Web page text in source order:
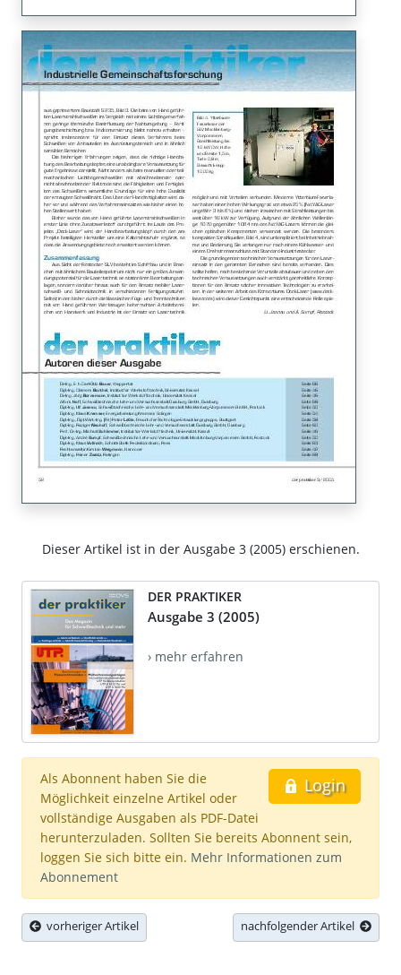
Dieser Artikel ist in der Ausgabe 3 (2005) erschienen.
DER PRAKTIKER
Ausgabe 3 (2005)
› mehr erfahren
Login
Als Abonnent haben Sie die
Möglichkeit einzelne Artikel oder
vollständige Ausgaben als PDF-Datei
herunterzuladen. Sollten Sie bereits Abonnent sein,
loggen Sie sich bitte ein. Mehr Informationen zum
Abonnement
vorheriger Artikel nachfolgender Artikel